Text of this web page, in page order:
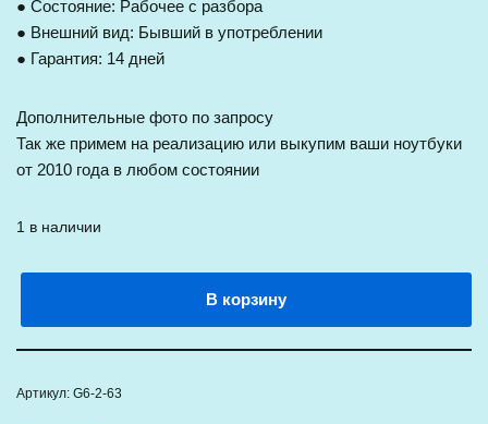
● Состояние: Рабочее с разбора
● Внешний вид: Бывший в употреблении
● Гарантия: 14 дней
Дополнительные фото по запросу
Так же примем на реализацию или выкупим ваши ноутбуки
от 2010 года в любом состоянии
1 в наличии
В корзину
Артикул: G6-2-63